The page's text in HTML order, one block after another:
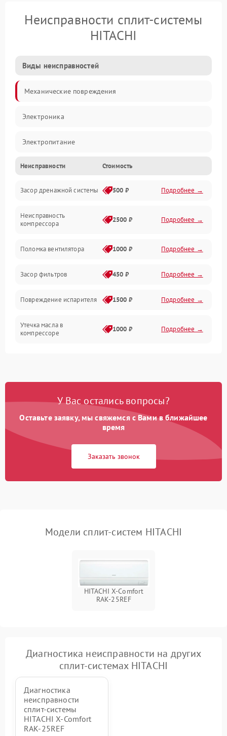
Неисправности сплит-системы
HITACHI
Виды неисправностей
Механические повреждения
Электроника
Электропитание
Вентиляция
Холод
Обогрев
Неисправности Стоимость
Засор дренажной системы 500 ₽ Подробнее →
Неисправность
компрессора
2500 ₽ Подробнее →
Поломка вентилятора 1000 ₽ Подробнее →
Засор фильтров 450 ₽ Подробнее →
Повреждение испарителя 1500 ₽ Подробнее →
Утечка масла в
компрессоре
1000 ₽ Подробнее →
четырехходового клапана
Подробнее →
вентилятора
750 ₽ Подробнее →
У Вас остались вопросы?
Оставьте заявку, мы свяжемся с Вами в ближайшее
время
Заказать звонок
Модели сплит-систем HITACHI
HITACHI X-Comfort
RAK-25REF
Диагностика неисправности на других
сплит-системах HITACHI
Диагностика
неисправности
сплит-системы
HITACHI X-Comfort
RAK-25REF